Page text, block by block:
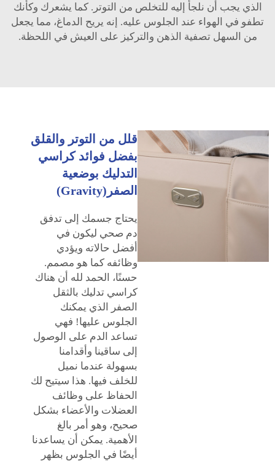
الذي يجب أن نلجأ إليه للتخلص من التوتر. كما يشعرك وكأنك
تطفو في الهواء عند الجلوس عليه. إنه يريح الدماغ، مما يجعل
من السهل تصفية الذهن والتركيز على العيش في اللحظة.
قلل من التوتر والقلق
بفضل فوائد كراسي
التدليك بوضعية
الصفر(Gravity)
يحتاج جسمك إلى تدفق
دم صحي ليكون في
أفضل حالاته ويؤدي
وظائفه كما هو مصمم.
حسنًا، الحمد لله أن هناك
كراسي تدليك بالثقل
الصفر الذي يمكنك
الجلوس عليها! فهي
تساعد الدم على الوصول
إلى ساقينا وأقدامنا
بسهولة عندما نميل
للخلف فيها. هذا سيتيح لك
الحفاظ على وظائف
العضلات والأعضاء بشكل
صحيح، وهو أمر بالغ
الأهمية. يمكن أن يساعدنا
أيضًا في الجلوس بظهر